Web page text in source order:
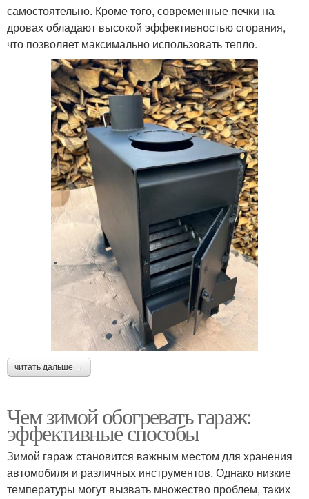
самостоятельно. Кроме того, современные печки на
дровах обладают высокой эффективностью сгорания,
что позволяет максимально использовать тепло.
читать дальше →
Чем зимой обогревать гараж:
эффективные способы
Зимой гараж становится важным местом для хранения
автомобиля и различных инструментов. Однако низкие
температуры могут вызвать множество проблем, таких